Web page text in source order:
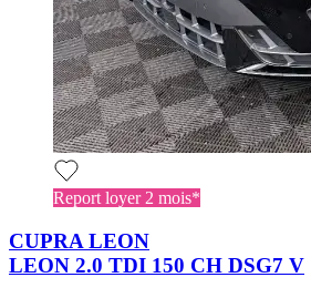
Report loyer 2 mois*
CUPRA LEON
LEON 2.0 TDI 150 CH DSG7 V